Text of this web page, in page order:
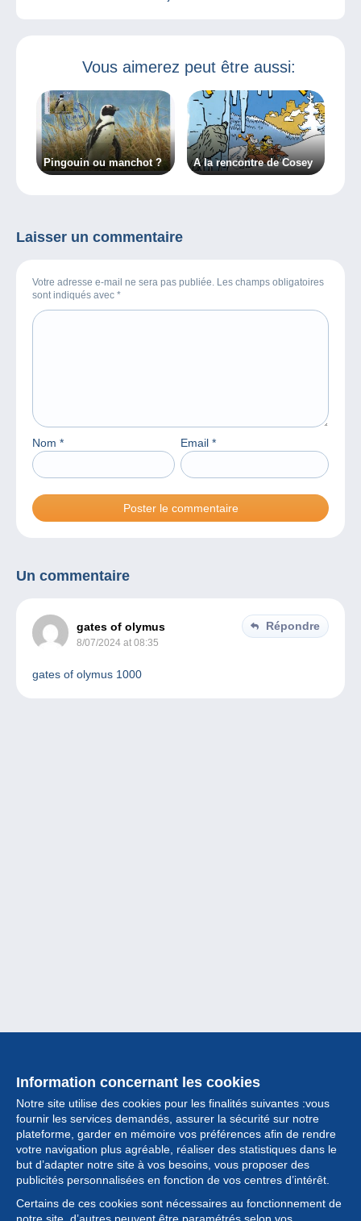
Vous aimerez peut être aussi:
Pingouin ou manchot ? A la rencontre de Cosey
Laisser un commentaire
Votre adresse e-mail ne sera pas publiée. Les champs obligatoires
sont indiqués avec *
Nom * Email *
Un commentaire
gates of olymus
8/07/2024 at 08:35
Répondre
gates of olymus 1000
Information concernant les cookies
Notre site utilise des cookies pour les finalités suivantes :vous
fournir les services demandés, assurer la sécurité sur notre
plateforme, garder en mémoire vos préférences afin de rendre
votre navigation plus agréable, réaliser des statistiques dans le
but d’adapter notre site à vos besoins, vous proposer des
publicités personnalisées en fonction de vos centres d’intérêt.
Certains de ces cookies sont nécessaires au fonctionnement de
Collection
Actualités